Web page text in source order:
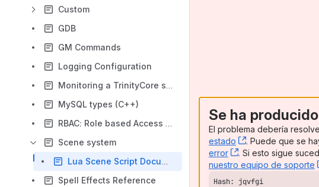
Custom
GDB
GM Commands
Logging Configuration
Monitoring a TrinityCore server
MySQL types (C++)
RBAC: Role based Access Control
Scene system
Lua Scene Script Documentation
Spell Effects Reference
Se ha
El problema debería
estado
, (opens new
. Puede que se
error
, (opens new
. Si esto sigue
nuestro equipo de soporte
Hash: jqvfgi